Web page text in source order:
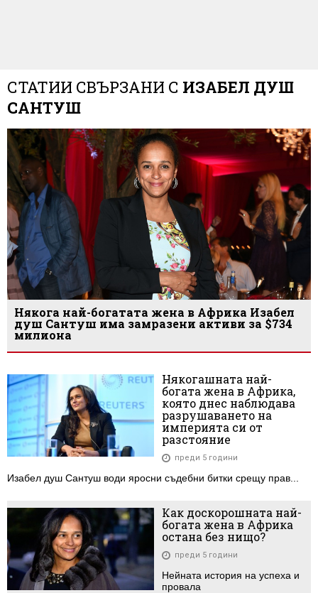
СТАТИИ СВЪРЗАНИ С ИЗАБЕЛ ДУШ
САНТУШ
Някога най-богатата жена в Африка Изабел
душ Сантуш има замразени активи за $734
милиона
Някогашната най-
богата жена в Африка,
която днес наблюдава
разрушаването на
империята си от
разстояние
преди 5 години
Изабел душ Сантуш води яросни съдебни битки срещу прав...
Как доскорошната най-
богата жена в Африка
остана без нищо?
преди 5 години
Нейната история на успеха и
провала